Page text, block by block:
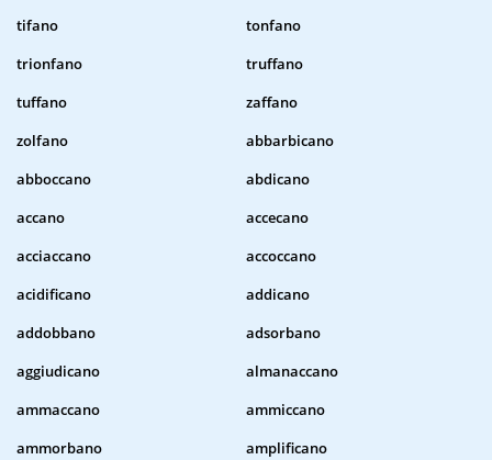
tifano
tonfano
trionfano
truffano
tuffano
zaffano
zolfano
abbarbicano
abboccano
abdicano
accano
accecano
acciaccano
accoccano
acidificano
addicano
addobbano
adsorbano
aggiudicano
almanaccano
ammaccano
ammiccano
ammorbano
amplificano